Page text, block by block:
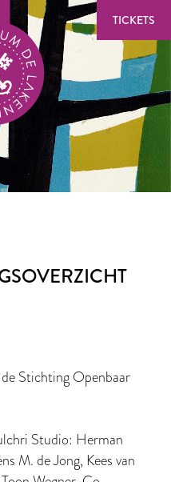
TICKETS
Stichting Openbaar
Studio: Herman
M. de Jong, Kees van